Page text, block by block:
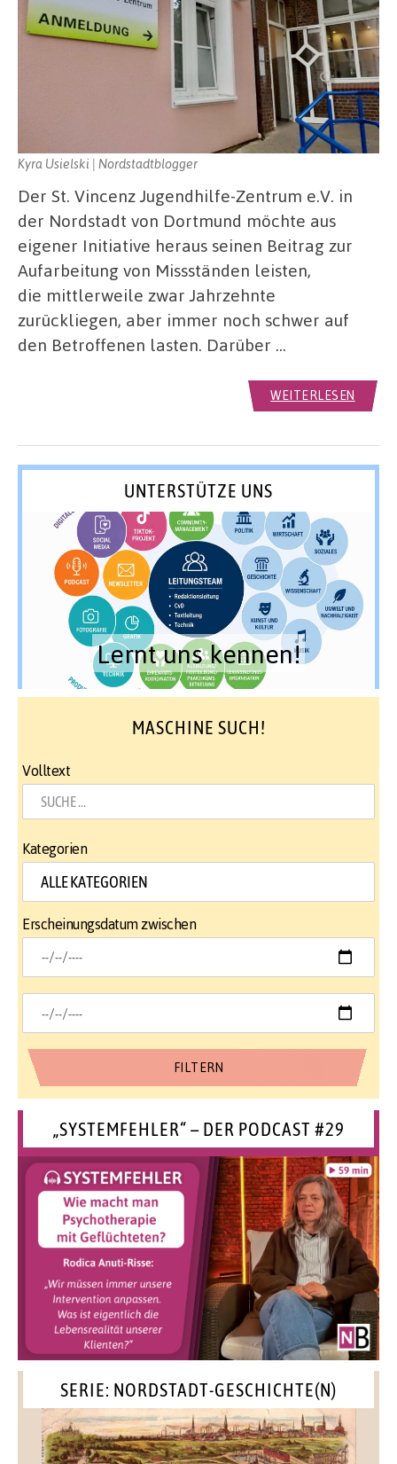
Kyra Usielski | Nordstadtblogger
Der St. Vincenz Jugendhilfe-Zentrum e.V. in
der Nordstadt von Dortmund möchte aus
eigener Initiative heraus seinen Beitrag zur
Aufarbeitung von Missständen leisten,
die mittlerweile zwar Jahrzehnte
zurückliegen, aber immer noch schwer auf
den Betroffenen lasten. Darüber …
WEITERLESEN
UNTERSTÜTZE UNS
Lernt uns kennen!
MASCHINE SUCH!
Volltext
Kategorien
Erscheinungsdatum zwischen
„SYSTEMFEHLER“ – DER PODCAST #29
SERIE: NORDSTADT-GESCHICHTE(N)